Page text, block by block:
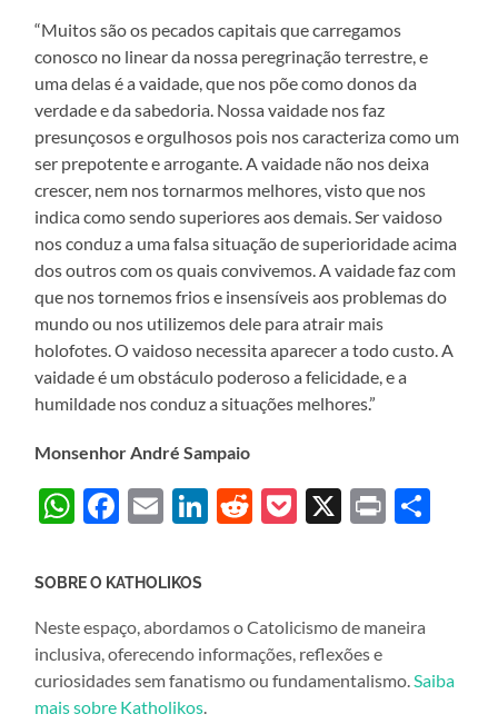
“Muitos são os pecados capitais que carregamos
conosco no linear da nossa peregrinação terrestre, e
uma delas é a vaidade, que nos põe como donos da
verdade e da sabedoria. Nossa vaidade nos faz
presunçosos e orgulhosos pois nos caracteriza como um
ser prepotente e arrogante. A vaidade não nos deixa
crescer, nem nos tornarmos melhores, visto que nos
indica como sendo superiores aos demais. Ser vaidoso
nos conduz a uma falsa situação de superioridade acima
dos outros com os quais convivemos. A vaidade faz com
que nos tornemos frios e insensíveis aos problemas do
mundo ou nos utilizemos dele para atrair mais
holofotes. O vaidoso necessita aparecer a todo custo. A
vaidade é um obstáculo poderoso a felicidade, e a
humildade nos conduz a situações melhores.”
Monsenhor André Sampaio
WhatsApp
Facebook
EmailLinkedIn
Reddit
Pocket
X Print
SOBRE O KATHOLIKOS
Neste espaço, abordamos o Catolicismo de maneira
inclusiva, oferecendo informações, reflexões e
curiosidades sem fanatismo ou fundamentalismo.Saiba
mais sobre Katholikos.